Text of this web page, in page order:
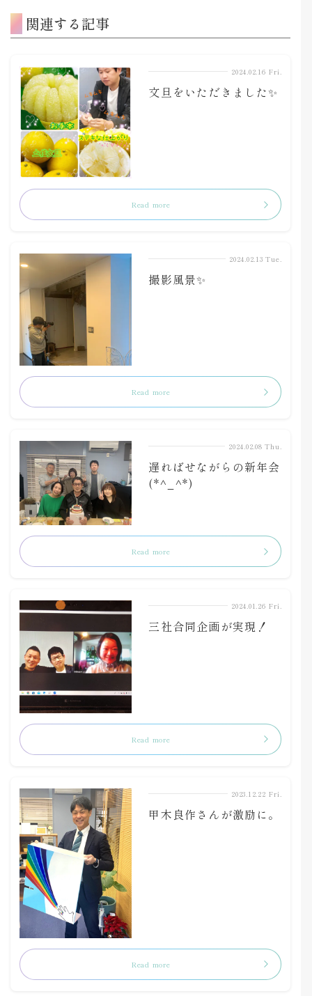
関連する記事
2024.02.16 Fri.
文旦をいただきました✨
Read more
2024.02.13 Tue.
撮影風景✨
Read more
2024.02.08 Thu.
遅ればせながらの新年会
(*^_^*)
Read more
2024.01.26 Fri.
三社合同企画が実現！
Read more
2023.12.22 Fri.
甲木良作さんが激励に。
Read more